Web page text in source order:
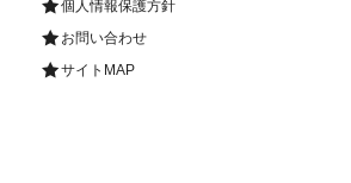
個人情報保護方針
お問い合わせ
サイトMAP